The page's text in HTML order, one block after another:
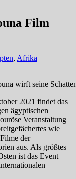
Film
, Afrika
wirft seine
2021 findet das
ägyptischen
Veranstaltung
wie
der
aus. Als größtes
ist das Event